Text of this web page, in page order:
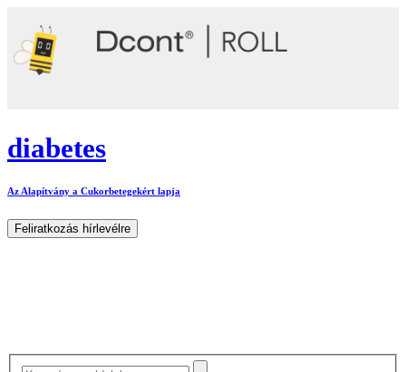
diabetes
Az Alapítvány a Cukorbetegekért lapja